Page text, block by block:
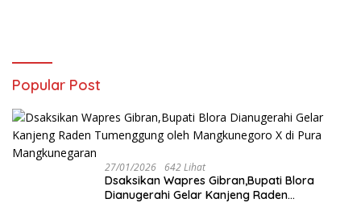
Popular Post
27/01/2026 642 Lihat
‎Dsaksikan Wapres Gibran,Bupati Blora
Dianugerahi Gelar Kanjeng Raden